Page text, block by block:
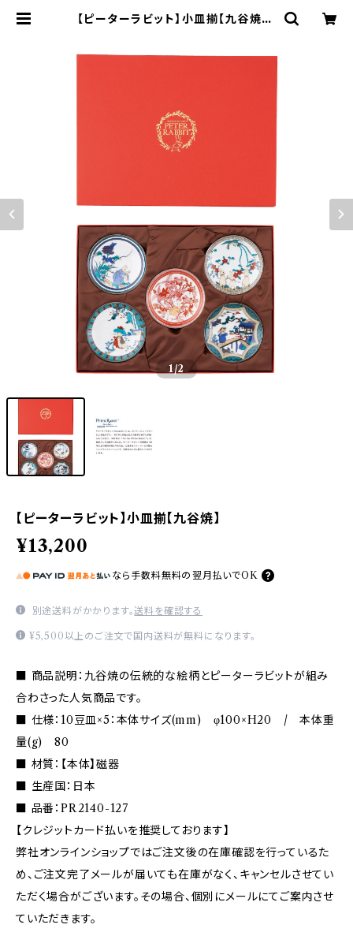
【ピーターラビット】小皿揃【九谷焼】 |
1/2
【ピーターラビット】小皿揃【九谷焼】
¥13,200
なら 手数料無料の 翌月払いでOK
別途送料がかかります。送料を確認する
¥5,500以上のご注文で国内送料が無料になります。
■ 商品説明：九谷焼の伝統的な絵柄とピーターラビットが組み
合わさった人気商品です。
■ 仕様：10豆皿×5：本体サイズ(mm) φ100×H20 / 本体重
量(g) 80
■ 材質：【本体】磁器
■ 生産国：日本
■ 品番：PR2140-127
【クレジットカード払いを推奨しております】
弊社オンラインショップではご注文後の在庫確認を行っているた
め、ご注文完了メールが届いても在庫がなく、キャンセルさせてい
ただく場合がございます。その場合、個別にメールにてご案内させ
ていただきます。